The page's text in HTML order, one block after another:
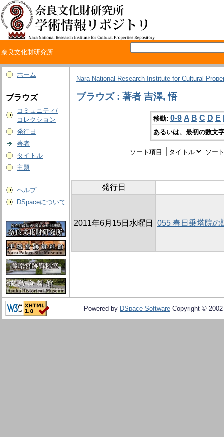
奈良文化財研究所
ホーム
ブラウズ
コミュニティ/
コレクション
発行日
著者
タイトル
主題
ヘルプ
DSpaceについて
Nara National Research Institute for Cultural
ブラウズ : 著者 吉澤, 悟
移動: 0-9 A B C D E
あるいは、最初の数文
ソート項目: ソー
発行日
2011年6月15日水曜日 055 春日乗塔院の
Powered by DSpace Software Copyright ©